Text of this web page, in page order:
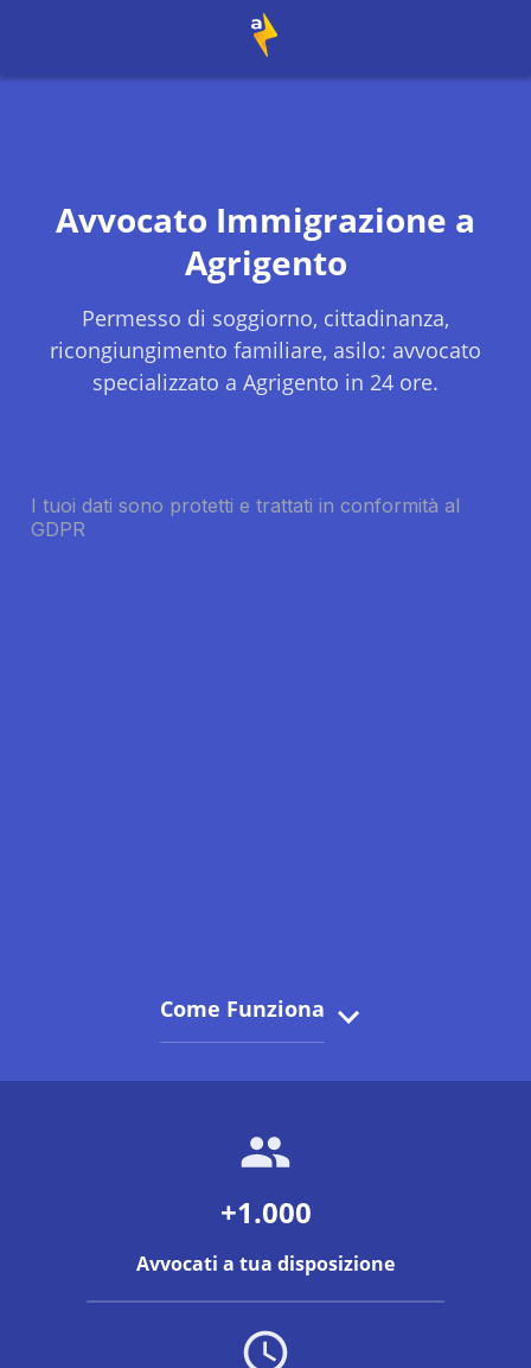
Avvocato Immigrazione a
Agrigento
Permesso di soggiorno, cittadinanza,
ricongiungimento familiare, asilo: avvocato
specializzato a Agrigento in 24 ore.
Come Funziona
+1.000
Avvocati a tua disposizione